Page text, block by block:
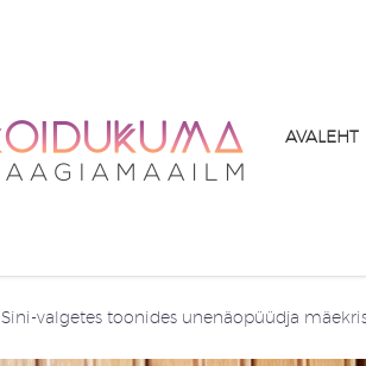
AVALEHT
Sini-valgetes toonides unenäopüüdja